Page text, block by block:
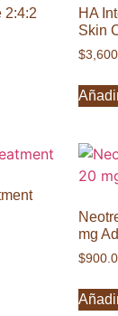
2:4:2
HA
Skin
$
mg
$